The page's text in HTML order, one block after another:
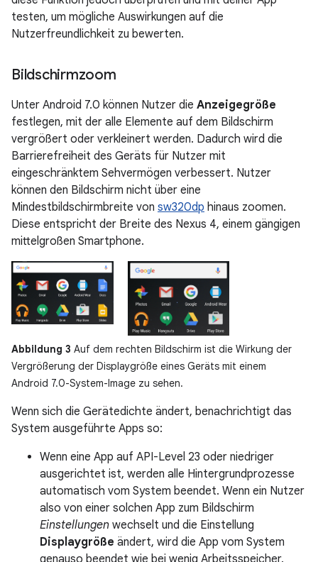
testen, um mögliche Auswirkungen auf die
Nutzerfreundlichkeit zu bewerten.
Bildschirmzoom
Unter Android 7.0 können Nutzer die Anzeigegröße
festlegen, mit der alle Elemente auf dem Bildschirm
vergrößert oder verkleinert werden. Dadurch wird die
Barrierefreiheit des Geräts für Nutzer mit
eingeschränktem Sehvermögen verbessert. Nutzer
können den Bildschirm nicht über eine
Mindestbildschirmbreite von sw320dp hinaus zoomen.
Diese entspricht der Breite des Nexus 4, einem gängigen
mittelgroßen Smartphone.
Abbildung 3 Auf dem rechten Bildschirm ist die Wirkung der
Vergrößerung der Displaygröße eines Geräts mit einem
Android 7.0-System-Image zu sehen.
Wenn sich die Gerätedichte ändert, benachrichtigt das
System ausgeführte Apps so:
Wenn eine App auf API-Level 23 oder niedriger
ausgerichtet ist, werden alle Hintergrundprozesse
automatisch vom System beendet. Wenn ein Nutzer
also von einer solchen App zum Bildschirm
Einstellungen wechselt und die Einstellung
Displaygröße ändert, wird die App vom System